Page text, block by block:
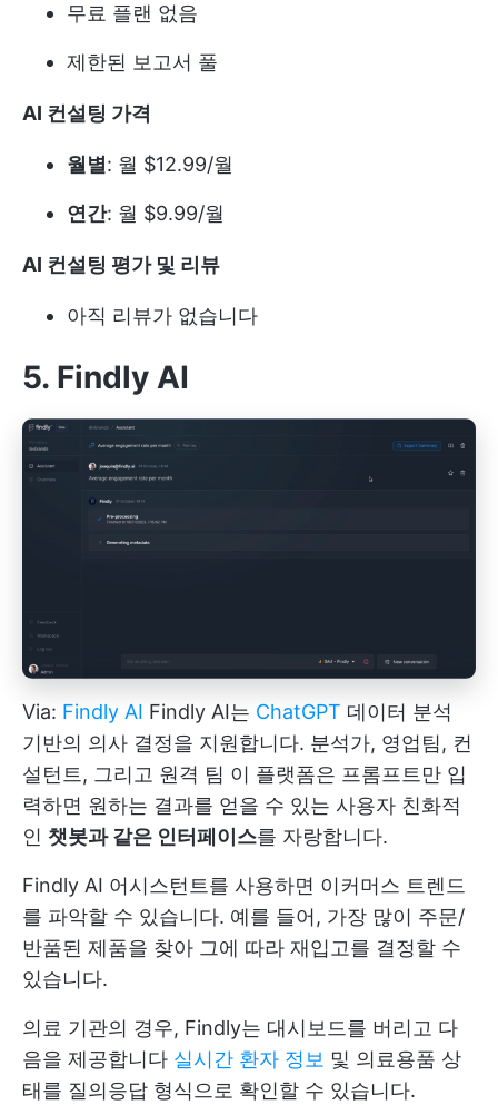
무료 플랜 없음
제한된 보고서 풀
AI 컨설팅 가격
월별: 월 $12.99/월
연간: 월 $9.99/월
AI 컨설팅 평가 및 리뷰
아직 리뷰가 없습니다
5. Findly AI
Via: Findly AI Findly AI는 ChatGPT 데이터 분석
기반의 의사 결정을 지원합니다. 분석가, 영업팀, 컨
설턴트, 그리고 원격 팀 이 플랫폼은 프롬프트만 입
력하면 원하는 결과를 얻을 수 있는 사용자 친화적
인 챗봇과 같은 인터페이스를 자랑합니다.
Findly AI 어시스턴트를 사용하면 이커머스 트렌드
를 파악할 수 있습니다. 예를 들어, 가장 많이 주문/
반품된 제품을 찾아 그에 따라 재입고를 결정할 수
있습니다.
의료 기관의 경우, Findly는 대시보드를 버리고 다
음을 제공합니다 실시간 환자 정보 및 의료용품 상
태를 질의응답 형식으로 확인할 수 있습니다.